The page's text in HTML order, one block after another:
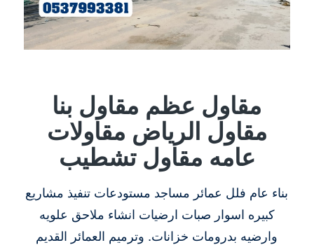
مقاول عظم مقاول بنا
مقاول الرياض مقاولات
عامه مقاول تشطيب
بناء عام فلل عمائر مساجد مستودعات تنفيذ مشاريع
كبيره اسوار صبات ارضيات انشاء ملاحق علويه
وارضيه بدرومات خزانات. وترميم العمائر القديم